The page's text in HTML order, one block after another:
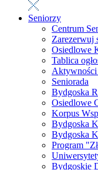
Seniorzy
Centrum
Zarezerwuj
Osiedlowe
Tablica
Seniorada
Bydgoska
Osiedlowe
Korpus
Bydgoska
Bydgoska
Program
Bydgoskie